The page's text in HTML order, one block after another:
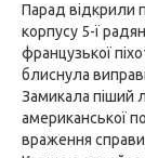
Парад відкрили
корпусу 5-ї
французької
блиснула
Замикала піший
американської
враження